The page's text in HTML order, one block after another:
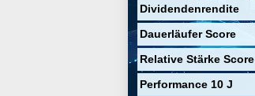
Dividendenrendite
Dauerläufer Score
Relative Stärke Score
Performance 10 J